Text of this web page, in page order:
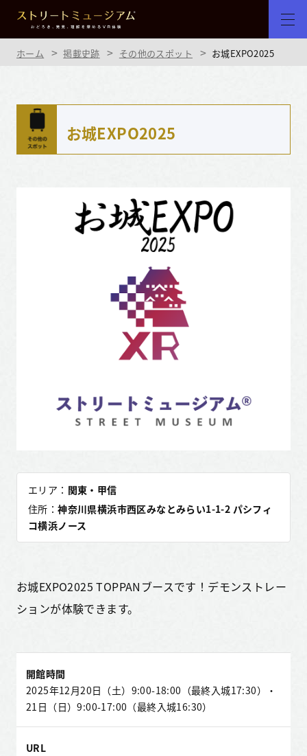
ホーム 掲載史跡 その他のスポット お城EXPO2025
お城EXPO2025
エリア： 関東・甲信
住所：神奈川県横浜市西区みなとみらい1-1-2 パシフィ
コ横浜ノース
お城EXPO2025 TOPPANブースです！デモンストレー
ションが体験できます。
開館時間
2025年12月20日（土）9:00-18:00（最終入城17:30）・
21日（日）9:00-17:00（最終入城16:30）
URL